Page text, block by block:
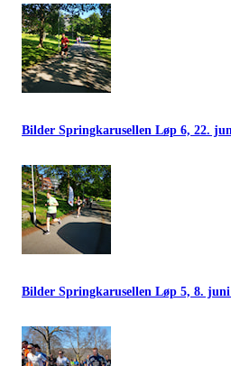
Bilder Springkarusellen Løp 6, 22.
Bilder Springkarusellen Løp 5, 8. juni